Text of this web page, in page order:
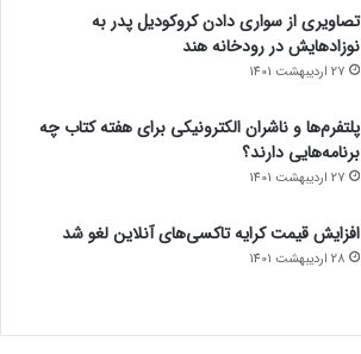
تصاویری از سواری دادن کروکودیل پدر به
نوزادهایش در رودخانه هند
27 اردیبهشت 1401
پلتفرم‌ها و ناشران الکترونیکی برای هفته کتاب چه
برنامه‌هایی دارند؟
27 اردیبهشت 1401
افزایش قیمت کرایه تاکسی‌های آنلاین لغو شد
28 اردیبهشت 1401